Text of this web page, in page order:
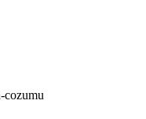
cozumu